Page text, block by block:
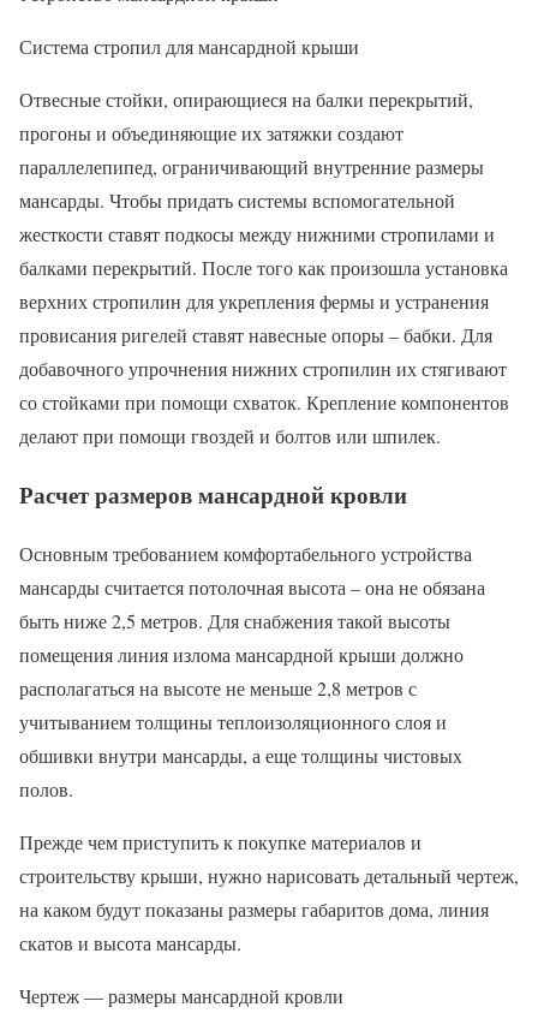
Система стропил для мансардной крыши
Отвесные стойки, опирающиеся на балки перекрытий,
прогоны и объединяющие их затяжки создают
параллелепипед, ограничивающий внутренние размеры
мансарды. Чтобы придать системы вспомогательной
жесткости ставят подкосы между нижними стропилами и
балками перекрытий. После того как произошла установка
верхних стропилин для укрепления фермы и устранения
провисания ригелей ставят навесные опоры – бабки. Для
добавочного упрочнения нижних стропилин их стягивают
со стойками при помощи схваток. Крепление компонентов
делают при помощи гвоздей и болтов или шпилек.
Расчет размеров мансардной кровли
Основным требованием комфортабельного устройства
мансарды считается потолочная высота – она не обязана
быть ниже 2,5 метров. Для снабжения такой высоты
помещения линия излома мансардной крыши должно
располагаться на высоте не меньше 2,8 метров с
учитыванием толщины теплоизоляционного слоя и
обшивки внутри мансарды, а еще толщины чистовых
полов.
Прежде чем приступить к покупке материалов и
строительству крыши, нужно нарисовать детальный чертеж,
на каком будут показаны размеры габаритов дома, линия
скатов и высота мансарды.
Чертеж — размеры мансардной кровли